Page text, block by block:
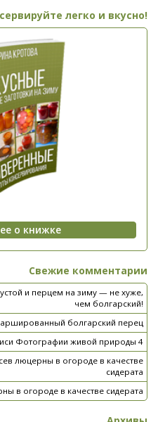
легко и вкусно!
Свежие комментарии
и перцем на зиму — не хуже,
чем болгарский!
болгарский перец
Фотографии живой природы 4
люцерны в огороде в качестве
сидерата
в огороде в качестве сидерата